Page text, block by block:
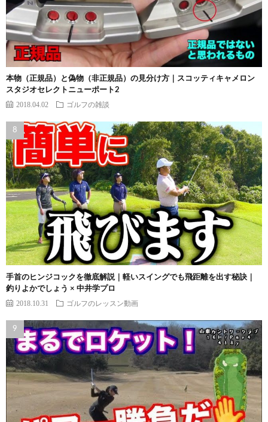
本物（正規品）と偽物（非正規品）の見分け方｜スコッティキャメロン
スタジオセレクトニューポート2
2018.04.02 ゴルフの雑談
手首のヒンジコックを徹底解説｜軽いスイングでも飛距離を出す秘訣｜
釣りよかでしょう × 中井学プロ
2018.10.31 ゴルフのレッスン動画